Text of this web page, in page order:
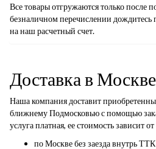
Все товары отгружаются только после
безналичном перечислении дождитесь
на наш расчетный счет.
Доставка в
Наша компания доставит
ближнему Подмосковью с помощью
услуга платная, ее стоимость зависит
по Москве без заезда внутрь